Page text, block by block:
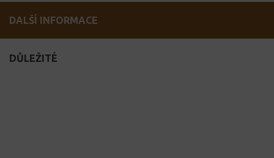
DALŠÍ INFORMACE
DŮLEŽITÉ